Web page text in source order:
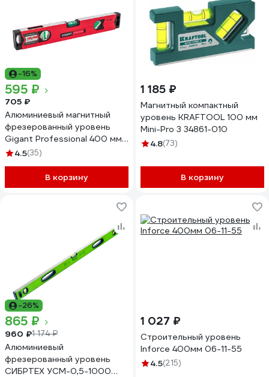
-16%
595 ₽
705 ₽
Алюминиевый магнитный
фрезерованный уровень
Gigant Professional 400 мм
3 глазка GPGW-40-1
4.5(35)
В корзину
1 185 ₽
Магнитный компактный
уровень KRAFTOOL 100 мм
Mini-Pro 3 34861-010
4.8(73)
В корзину
-26%
865 ₽
960 ₽1 174 ₽
Алюминиевый
фрезерованный уровень
СИБРТЕХ УСМ-0,5-1000
1 027 ₽
Строительный уровень
Inforce 400мм 06-11-55
4.5(215)